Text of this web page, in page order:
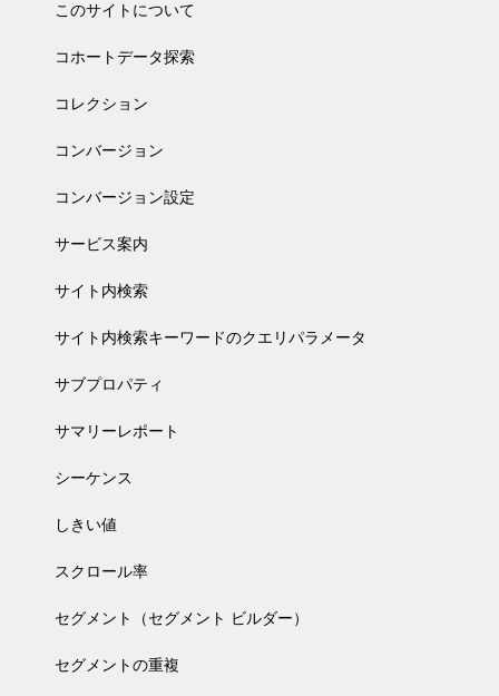
このサイトについて
コホートデータ探索
コレクション
コンバージョン
コンバージョン設定
サービス案内
サイト内検索
サイト内検索キーワードのクエリパラメータ
サブプロパティ
サマリーレポート
シーケンス
しきい値
スクロール率
セグメント（セグメント ビルダー）
セグメントの重複